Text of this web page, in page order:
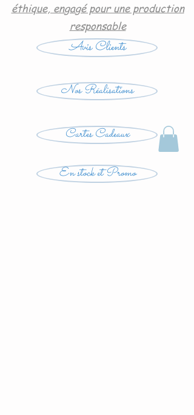
éthique, engagé pour une production
responsable
Avis Clients
Nos Réalisations
Cartes Cadeaux
En stock et Promo